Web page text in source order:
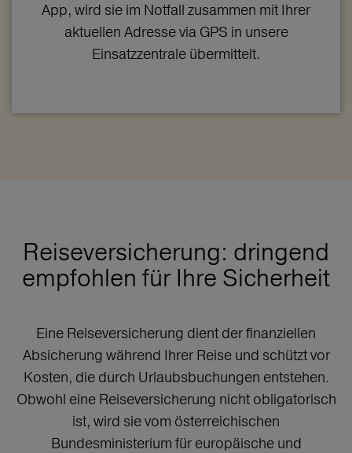
App, wird sie im Notfall zusammen mit Ihrer
aktuellen Adresse via GPS in unsere
Einsatzzentrale übermittelt.
Reiseversicherung: dringend
empfohlen für Ihre Sicherheit
Eine Reiseversicherung dient der finanziellen
Absicherung während Ihrer Reise und schützt vor
Kosten, die durch Urlaubsbuchungen entstehen.
Obwohl eine Reiseversicherung nicht obligatorisch
ist, wird sie vom österreichischen
Bundesministerium für europäische und